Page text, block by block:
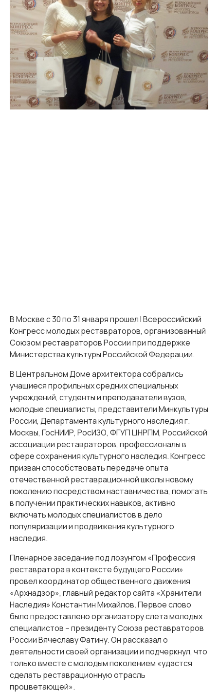
В Москве с 30 по 31 января прошел I Всероссийский
Конгресс молодых реставраторов, организованный
Союзом реставраторов России при поддержке
Министерства культуры Российской Федерации.
В Центральном Доме архитектора собрались
учащиеся профильных средних специальных
учреждений, студенты и преподаватели вузов,
молодые специалисты, представители Минкультуры
России, Департамента культурного наследия г.
Москвы, ГосНИИР, РосИЗО, ФГУП ЦНРПМ, Российской
ассоциации реставраторов, профессионалы в
сфере сохранения культурного наследия. Конгресс
призван способствовать передаче опыта
отечественной реставрационной школы новому
поколению посредством наставничества, помогать
в получении практических навыков, активно
включать молодых специалистов в дело
популяризации и продвижения культурного
наследия.
Пленарное заседание под лозунгом «Профессия
реставратора в контексте будущего России»
провел координатор общественного движения
«Архнадзор», главный редактор сайта «Хранители
Наследия» Константин Михайлов. Первое слово
было предоставлено организатору слета молодых
специалистов – президенту Союза реставраторов
России Вячеславу Фатину. Он рассказал о
деятельности своей организации и подчеркнул, что
только вместе с молодым поколением «удастся
сделать реставрационную отрасль
процветающей».